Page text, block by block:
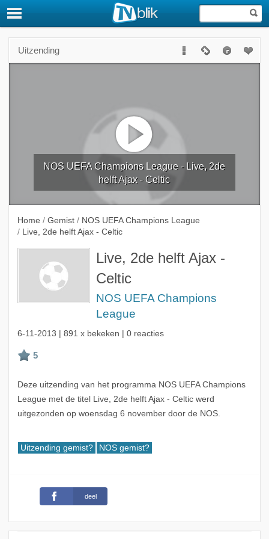
Uitzending
NOS UEFA Champions League - Live, 2de
helft Ajax - Celtic
Home / Gemist / NOS UEFA Champions League
/ Live, 2de helft Ajax - Celtic
Live, 2de helft Ajax -
Celtic
NOS UEFA Champions
League
6-11-2013 | 891 x bekeken | 0 reacties
Deze uitzending van het programma NOS UEFA Champions
League met de titel Live, 2de helft Ajax - Celtic werd
uitgezonden op woensdag 6 november door de NOS.
Uitzending gemist? NOS gemist?
deel